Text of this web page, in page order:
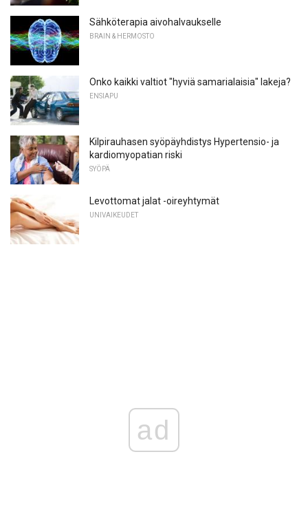
Sähköterapia aivohalvaukselle
BRAIN & HERMOSTO
Onko kaikki valtiot "hyviä samarialaisia" lakeja?
ENSIAPU
Kilpirauhasen syöpäyhdistys Hypertensio- ja
kardiomyopatian riski
SYÖPÄ
Levottomat jalat -oireyhtymät
UNIVAIKEUDET
ad